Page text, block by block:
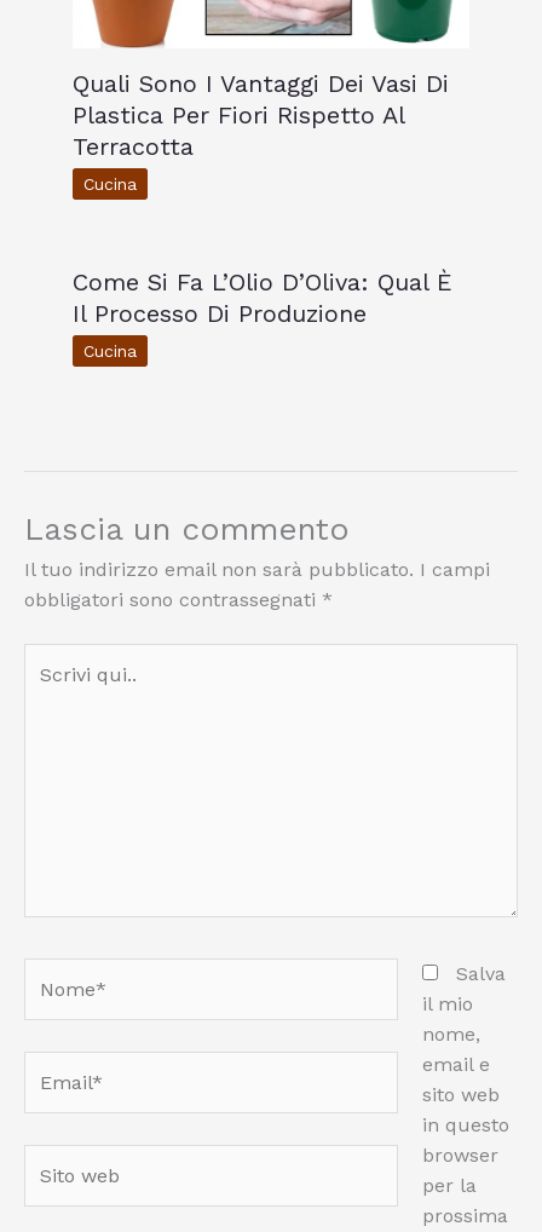
Quali Sono I Vantaggi Dei Vasi Di
Plastica Per Fiori Rispetto Al
Terracotta
Cucina
Come Si Fa L’Olio D’Oliva: Qual È
Il Processo Di Produzione
Cucina
Lascia un commento
Il tuo indirizzo email non sarà pubblicato. I campi
obbligatori sono contrassegnati *
qui..
web
Salva
il mio
nome,
email e
sito web
in questo
browser
per la
prossima